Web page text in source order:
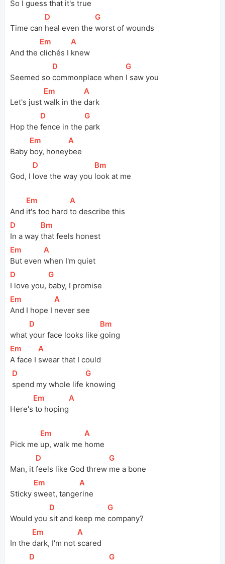
So I guess that it's true
Time can
[D
heal even the
[
G
worst of wounds
And the
[Em
clichés I
[
A
knew
Seemed so
[D
commonplace when
[
G
I saw you
Let's just
[Em
walk in the
[
A
dark
Hop the
[D
fence in the
[
G
park
Baby
[Em
boy, honey
[
A
bee
God, I
[D
love the way you
[Bm
look at me
And
[Em
it's too hard
[
A
to describe this
[D
In a way
[Bm
that feels honest
[Em
But even
[
A
when I'm quiet
[D
I love you,
[
G
baby, I promise
[Em
And I hope I
[
A
never see
what
[D
your face looks like
[Bm
going
[Em
A face I
[
A
swear that I could
[D
spend my whole life
[
G
knowing
Here's
[Em
to hoping
[
A
Pick me
[Em
up, walk me
[
A
home
Man, it
[D
feels like God threw
[
G
me a bone
Sticky
[Em
sweet, tange
[
A
rine
Would you
[D
sit and keep me
[
G
company?
In the
[Em
dark, I'm not
[
A
scared
[D [
G